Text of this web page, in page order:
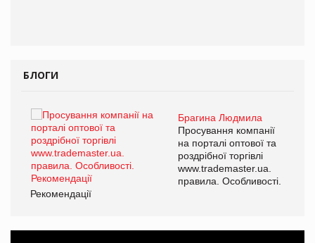
БЛОГИ
Брагина Людмила
Просування компанії
на порталі оптової та
роздрібної торгівлі
www.trademaster.ua.
правила. Особливості.
Рекомендації